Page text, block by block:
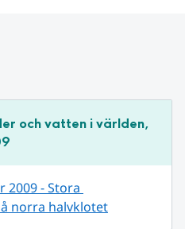
och vatten i världen,
2009 - Stora
norra halvklotet